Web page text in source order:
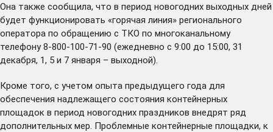
Она также сообщила, что в период новогодних выходных дней
будет функционировать «горячая линия» регионального
оператора по обращению с ТКО по многоканальному
телефону 8-800-100-71-90 (ежедневно с 9:00 до 15:00, 31
декабря, 1, 5 и 7 января – выходной).
Кроме того, с учетом опыта предыдущего года для
обеспечения надлежащего состояния контейнерных
площадок в период новогодних праздников внедрят ряд
дополнительных мер. Проблемные контейнерные площадки, к